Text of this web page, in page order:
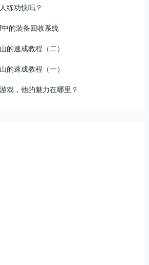
练功快吗？
的装备回收系统
的速成教程（二）
的速成教程（一）
戏，他的魅力在哪里？